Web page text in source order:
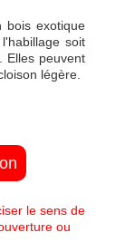
bois exotique
soit
Elles peuvent
légère.
le sens de
ou